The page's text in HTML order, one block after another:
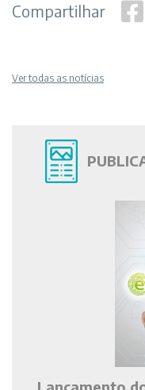
Compartilhar
Ver todas as notícias